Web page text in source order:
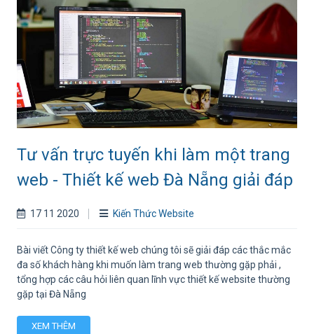
Tư vấn trực tuyến khi làm một trang
web - Thiết kế web Đà Nẵng giải đáp
17 11 2020 Kiến Thức Website
Bài viết Công ty thiết kế web chúng tôi sẽ giải đáp các thắc mắc
đa số khách hàng khi muốn làm trang web thường gặp phải ,
tổng hợp các câu hỏi liên quan lĩnh vực thiết kế website thường
gặp tại Đà Nẵng
XEM THÊM